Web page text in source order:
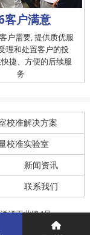
客户满意
户需要, 提供质优服
理和处置客户的投
捷、方便的后续服
务
校准解决方案
校准实验室
新闻资讯
联系我们
涌工业路4号
富广场7层716